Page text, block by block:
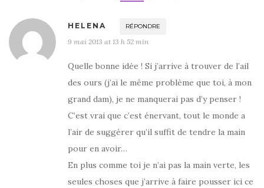
HELENA RÉPONDRE
9 mai 2013 at 13 h 52 min
Quelle bonne idée ! Si j’arrive à trouver de l’ail
des ours (j’ai le même problème que toi, à mon
grand dam), je ne manquerai pas d’y penser !
C’est vrai que c’est énervant, tout le monde a
l’air de suggérer qu’il suffit de tendre la main
pour en avoir…
En plus comme toi je n’ai pas la main verte, les
seules choses que j’arrive à faire pousser ici ce